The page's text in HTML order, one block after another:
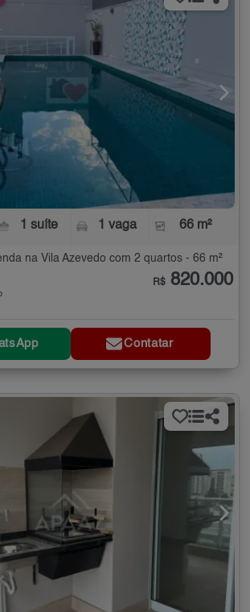
1 suíte 1 vaga 66 m²
na Vila Azevedo com 2 quartos - 66 m²
R$ 820.000
Contatar